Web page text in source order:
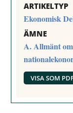
ARTIKELTYP
Ekonomisk
ÄMNE
A. Allmänt
VISA SOM